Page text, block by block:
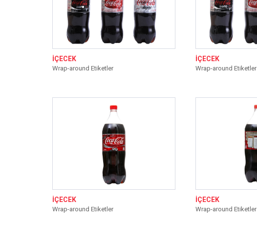
İÇECEK
Wrap-around Etiketler
İÇECEK
Wrap-around Etiketler
İÇECEK
Wrap-around Etiketler
İÇECEK
Wrap-around Etiketler